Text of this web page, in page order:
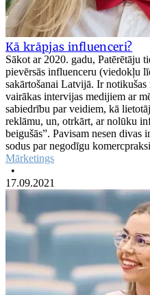
Kā krāpjas influenceri?
Sākot ar 2020. gadu, Patērētāju
pievērsās influenceru (viedokļu
sakārtošanai Latvijā. Ir
vairākas intervijas medijiem ar
sabiedrību par veidiem, kā
reklāmu, un, otrkārt, ar nolūku
beigušās”. Pavisam nesen divas
sodus par negodīgu
Mārketings
•
17.09.2021